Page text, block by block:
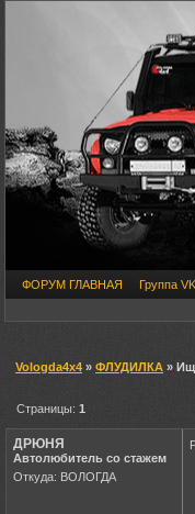
ФОРУМ ГЛАВНАЯ Группа VK
Vologda4x4 » ФЛУДИЛКА »
Страницы:1
ДРЮНЯ
Автолюбитель со стажем
Откуда: ВОЛОГДА